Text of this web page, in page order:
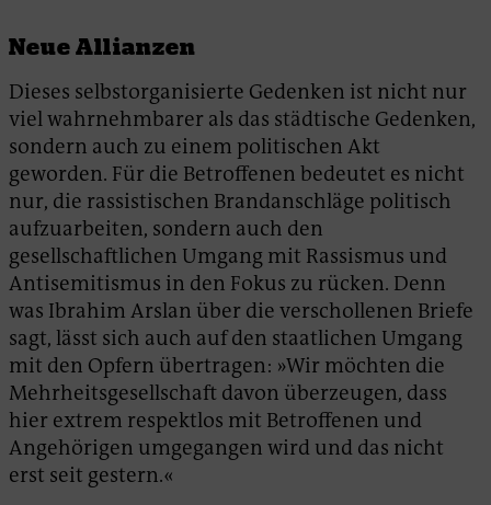
Neue Allianzen
Dieses selbstorganisierte Gedenken ist nicht nur
viel wahrnehmbarer als das städtische Gedenken,
sondern auch zu einem politischen Akt
geworden. Für die Betroffenen bedeutet es nicht
nur, die rassistischen Brandanschläge politisch
aufzuarbeiten, sondern auch den
gesellschaftlichen Umgang mit Rassismus und
Antisemitismus in den Fokus zu rücken. Denn
was Ibrahim Arslan über die verschollenen Briefe
sagt, lässt sich auch auf den staatlichen Umgang
mit den Opfern übertragen: »Wir möchten die
Mehrheitsgesellschaft davon überzeugen, dass
hier extrem respektlos mit Betroffenen und
Angehörigen umgegangen wird und das nicht
erst seit gestern.«